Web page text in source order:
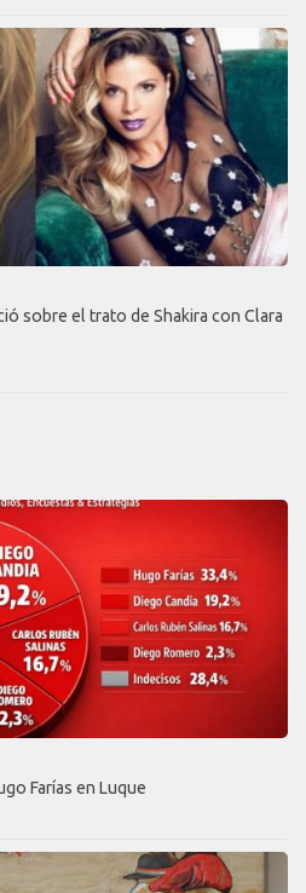
sobre el trato de Shakira con Clara
Farías en Luque